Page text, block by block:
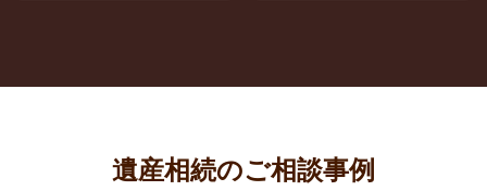
遺産相続のご相談事例